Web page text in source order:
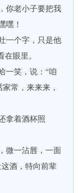
你老小子要把我
嘿！
个字，只是他
眼里。
笑，说：“咱
常，来来来，
拿着酒杯照
一沾唇，一面
酒，特向前辈